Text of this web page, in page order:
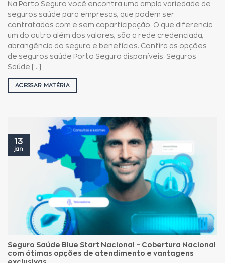
Na Porto Seguro você encontra uma ampla variedade de
seguros saúde para empresas, que podem ser
contratados com e sem coparticipação. O que diferencia
um do outro além dos valores, são a rede credenciada,
abrangência do seguro e benefícios. Confira as opções
de seguros saúde Porto Seguro disponíveis: Seguros
Saúde [...]
ACESSAR MATÉRIA
Seguro Saúde Blue Start Nacional – Cobertura Nacional
com ótimas opções de atendimento e vantagens
13
jan